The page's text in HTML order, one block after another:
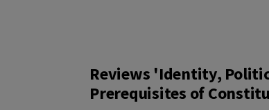
Reviews 'Identity,
Prerequisites of